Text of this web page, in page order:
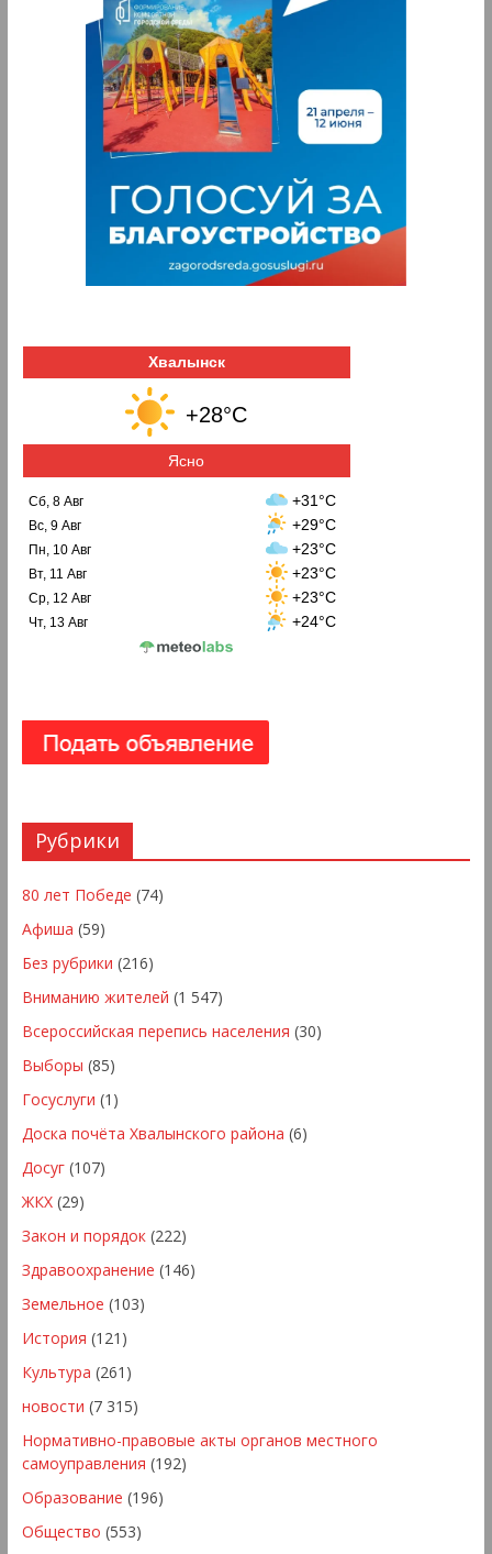
Хвалынск
+28°C
Ясно
Сб, 8 Авг +31°C
Вс, 9 Авг +29°C
Пн, 10 Авг +23°C
Вт, 11 Авг +23°C
Ср, 12 Авг +23°C
Чт, 13 Авг +24°C
Рубрики
80 лет Победе (74)
Афиша (59)
Без рубрики (216)
Вниманию жителей (1 547)
Всероссийская перепись населения (30)
Выборы (85)
Госуслуги (1)
Доска почёта Хвалынского района (6)
Досуг(107)
ЖКХ(29)
Закон и порядок(222)
Здравоохранение (146)
Земельное (103)
История (121)
Культура (261)
новости (7 315)
Нормативно-правовые акты органов местного
самоуправления (192)
Образование (196)
Общество (553)